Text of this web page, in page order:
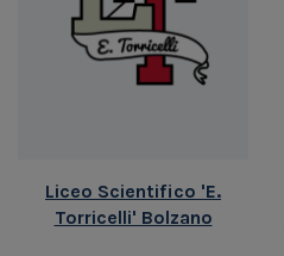
Liceo Scientifico 'E.
Torricelli' Bolzano